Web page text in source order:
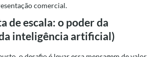
comercial.
de escala: o poder da
inteligência artificial)